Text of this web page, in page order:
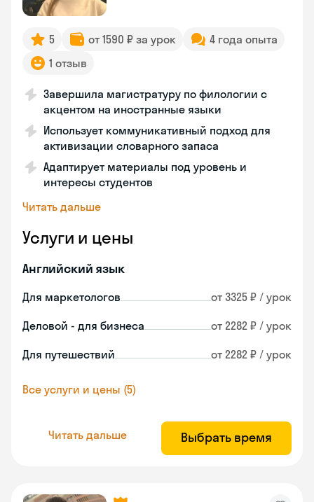
5 от 1590 ₽ за урок
4 года опыта
1 отзыв
Завершила магистратуру по филологии с
акцентом на иностранные языки
Использует коммуникативный подход для
активизации словарного запаса
Адаптирует материалы под уровень и
интересы студентов
Читать дальше
Услуги и цены
Английский язык
Для маркетологов от 3325 ₽ / урок
Деловой - для бизнеса от 2282 ₽ / урок
Для путешествий от 2282 ₽ / урок
Все услуги и цены (5)
Читать дальше Выбрать время